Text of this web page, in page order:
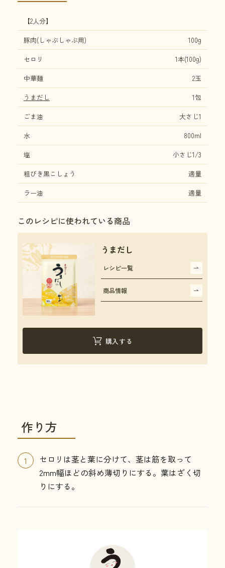
【2人分】
豚肉(しゃぶしゃぶ用)
100g
セロリ
1本(100g)
中華麺
2玉
うまだし
1包
ごま油
大さじ1
水
800ml
塩
小さじ1/3
粗びき黒こしょう
適量
ラー油
適量
このレシピに使われている商品
うまだし
レシピ一覧
商品情報
購入する
作り方
1
セロリは茎と葉に分けて、茎は筋を取って
2mm幅ほどの斜め薄切りにする。葉はざく切
りにする。